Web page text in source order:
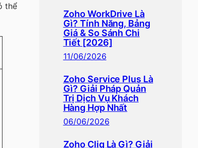
thể
Zoho WorkDrive Là
Gì? Tính Năng, Bảng
Giá & So Sánh Chi
Tiết [2026]
11/06/2026
Zoho Service Plus Là
Gì? Giải Pháp Quản
Trị Dịch Vụ Khách
Hàng Hợp Nhất
06/06/2026
Zoho Cliq Là Gì? Giải